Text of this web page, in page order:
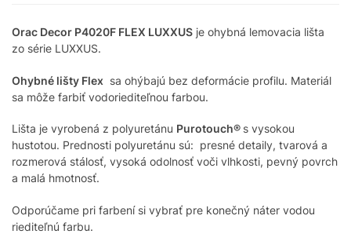
Orac Decor P4020F FLEX LUXXUS je ohybná lemovacia lišta
zo série LUXXUS.
Ohybné lišty Flex sa ohýbajú bez deformácie profilu. Materiál
sa môže farbiť vodoriediteľnou farbou.
Lišta je vyrobená z polyuretánu Purotouch® s vysokou
hustotou. Prednosti polyuretánu sú: presné detaily, tvarová a
rozmerová stálosť, vysoká odolnosť voči vlhkosti, pevný povrch
a malá hmotnosť.
Odporúčame pri farbení si vybrať pre konečný náter vodou
riediteľnú farbu.